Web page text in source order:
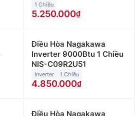
1 Chiều
5.250.000
Điều Hòa Nagakawa
Inverter 9000Btu 1 Chiều
NIS-C09R2U51
Inverter 1 Chiều
4.850.000
Điều Hòa Nagakawa